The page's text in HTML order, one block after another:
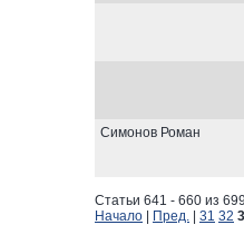
Симонов Роман
Статьи 641 - 660 из 699
Начало
Пред. 31 32